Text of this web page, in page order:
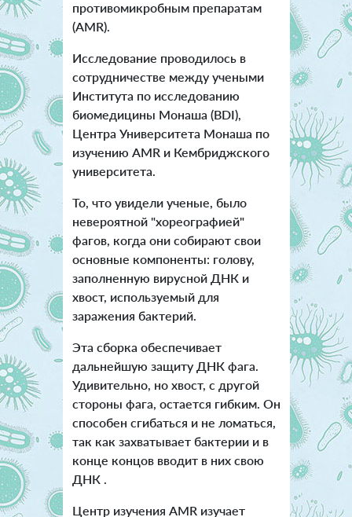
противомикробным препаратам
(AMR).
Исследование проводилось в
сотрудничестве между учеными
Института по исследованию
биомедицины Монаша (BDI),
Центра Университета Монаша по
изучению AMR и Кембриджского
университета.
То, что увидели ученые, было
невероятной "хореографией"
фагов, когда они собирают свои
основные компоненты: голову,
заполненную вирусной ДНК и
хвост, используемый для
заражения бактерий.
Эта сборка обеспечивает
дальнейшую защиту ДНК фага.
Удивительно, но хвост, с другой
стороны фага, остается гибким. Он
способен сгибаться и не ломаться,
так как захватывает бактерии и в
конце концов вводит в них свою
ДНК .
Центр изучения AMR изучает